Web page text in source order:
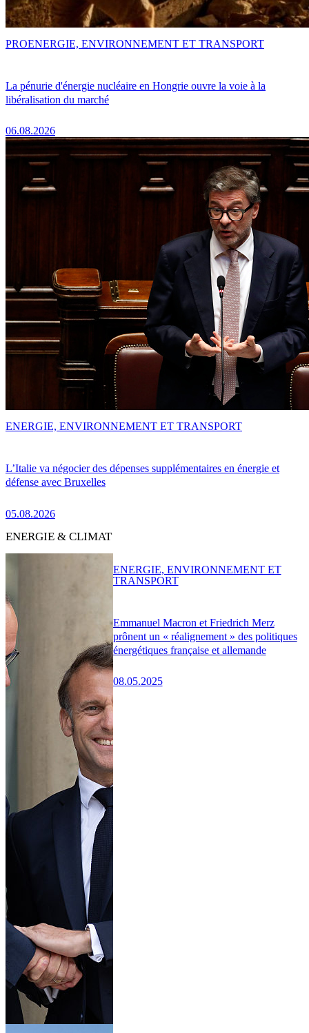
La pénurie d'énergie nucléaire en Hongrie ouvre la voie à la
libéralisation du marché
06.08.2026
PROENERGIE, ENVIRONNEMENT ET TRANSPORT
L’Italie va négocier des dépenses supplémentaires en énergie et
défense avec Bruxelles
05.08.2026
ENERGIE, ENVIRONNEMENT ET TRANSPORT
ENERGIE & CLIMAT
Emmanuel Macron et Friedrich Merz
prônent un « réalignement » des politiques
énergétiques française et allemande
08.05.2025
ENERGIE, ENVIRONNEMENT ET
TRANSPORT